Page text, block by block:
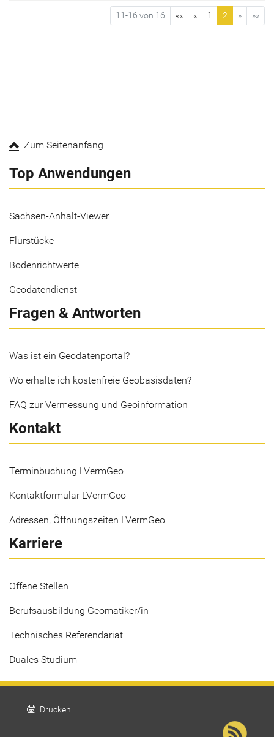
11-16 von 16 «« « 1 2 » »»
Zum Seitenanfang
Top Anwendungen
Sachsen-Anhalt-Viewer
Flurstücke
Bodenrichtwerte
Geodatendienst
Fragen & Antworten
Was ist ein Geodatenportal?
Wo erhalte ich kostenfreie Geobasisdaten?
FAQ zur Vermessung und Geoinformation
Kontakt
Terminbuchung LVermGeo
Kontaktformular LVermGeo
Adressen, Öffnungszeiten LVermGeo
Karriere
Offene Stellen
Berufsausbildung Geomatiker/in
Technisches Referendariat
Duales Studium
print Drucken